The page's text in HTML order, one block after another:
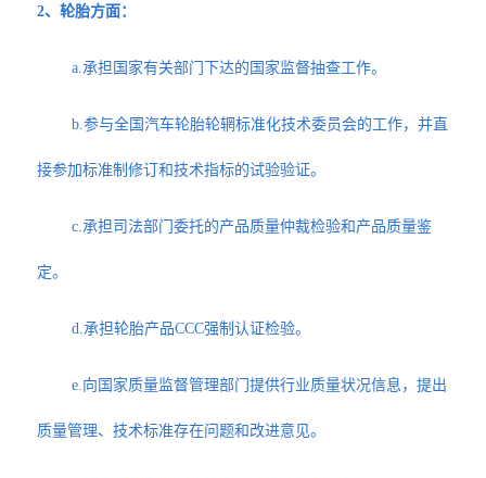
2、轮胎方面：
a.承担国家有关部门下达的国家监督抽查工作。
b.参与全国汽车轮胎轮辋标准化技术委员会的工作，并直
接参加标准制修订和技术指标的试验验证。
c.承担司法部门委托的产品质量仲裁检验和产品质量鉴
定。
d.承担轮胎产品CCC强制认证检验。
e.向国家质量监督管理部门提供行业质量状况信息，提出
质量管理、技术标准存在问题和改进意见。